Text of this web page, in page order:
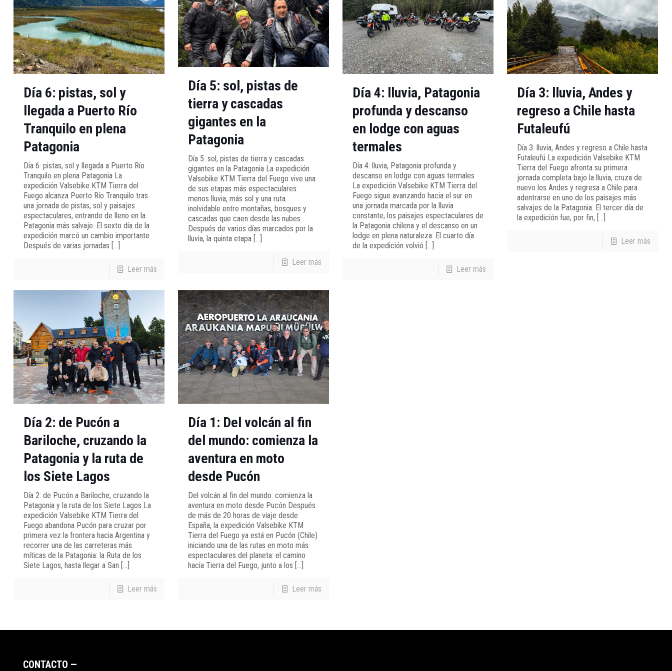
Día 6: pistas, sol y
llegada a Puerto Río
Tranquilo en plena
Patagonia
Día 6: pistas, sol y llegada a Puerto Río
Tranquilo en plena Patagonia La
expedición Valsebike KTM Tierra del
Fuego alcanza Puerto Río Tranquilo tras
una jornada de pistas, sol y paisajes
espectaculares, entrando de lleno en la
Patagonia más salvaje. El sexto día de la
expedición marcó un cambio importante.
Después de varias jornadas […]
Leer más
Día 5: sol, pistas de
tierra y cascadas
gigantes en la
Patagonia
Día 5: sol, pistas de tierra y cascadas
gigantes en la Patagonia La expedición
Valsebike KTM Tierra del Fuego vive una
de sus etapas más espectaculares:
menos lluvia, más sol y una ruta
inolvidable entre montañas, bosques y
cascadas que caen desde las nubes.
Después de varios días marcados por la
lluvia, la quinta etapa[…]
Leer más
Día 4: lluvia, Patagonia
profunda y descanso
en lodge con aguas
termales
Día 4: lluvia, Patagonia profunda y
descanso en lodge con aguas termales
La expedición Valsebike KTM Tierra del
Fuego sigue avanzando hacia el sur en
una jornada marcada por la lluvia
constante, los paisajes espectaculares de
la Patagonia chilena y el descanso en un
lodge en plena naturaleza. El cuarto día
de la expedición volvió […]
Leer más
Día 3: lluvia, Andes y
regreso a Chile hasta
Futaleufú
Día 3: lluvia, Andes y regreso a Chile hasta
Futaleufú La expedición Valsebike KTM
Tierra del Fuego afronta su primera
jornada completa bajo la lluvia, cruza de
nuevo los Andes y regresa a Chile para
adentrarse en uno de los paisajes más
salvajes de la Patagonia. El tercer día de
la expedición fue, por fin, […]
Leer más
Día 2: de Pucón a
Bariloche, cruzando la
Patagonia y la ruta de
los Siete Lagos
Día 2: de Pucón a Bariloche, cruzando la
Patagonia y la ruta de los Siete Lagos La
expedición Valsebike KTM Tierra del
Fuego abandona Pucón para cruzar por
primera vez la frontera hacia Argentina y
recorrer una de las carreteras más
míticas de la Patagonia: la Ruta de los
Siete Lagos, hasta llegar a San […]
Leer más
Día 1: Del volcán al fin
del mundo: comienza la
aventura en moto
desde Pucón
Del volcán al fin del mundo: comienza la
aventura en moto desde Pucón Después
de más de 20 horas de viaje desde
España, la expedición Valsebike KTM
Tierra del Fuego ya está en Pucón (Chile)
iniciando una de las rutas en moto más
espectaculares del planeta: el camino
hacia Tierra del Fuego, junto a los […]
Leer más
CONTACTO —